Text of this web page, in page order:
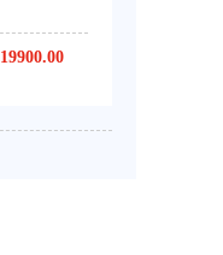
19900.00